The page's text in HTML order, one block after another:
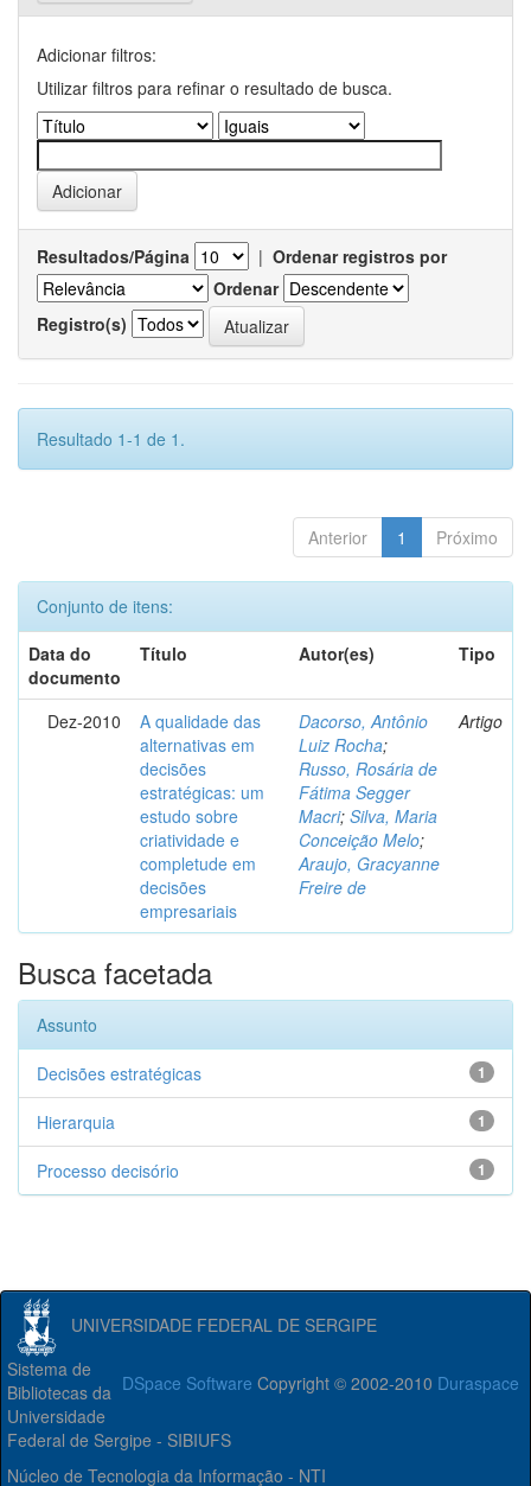
Adicionar filtros:
Utilizar filtros para refinar o resultado de busca.
Resultados/Página | Ordenar registros por
Ordenar
Registro(s)
Resultado 1-1 de 1.
Anterior 1 Próximo
Conjunto de itens:
Data do
documento
Título Autor(es) Tipo
Dez-2010
A qualidade das
alternativas em
decisões
estratégicas: um
estudo sobre
criatividade e
completude em
decisões
empresariais
Dacorso, Antônio
Luiz Rocha;
Russo, Rosária de
Fátima Segger
Macri; Silva, Maria
Conceição Melo;
Araujo, Gracyanne
Freire de
Artigo
Busca facetada
Assunto
1
Decisões estratégicas
1
Hierarquia
1
Processo decisório
UNIVERSIDADE FEDERAL DE SERGIPE
DSpace Software Copyright © 2002-2010 Duraspace
Sistema de
Bibliotecas da
Universidade
Federal de Sergipe - SIBIUFS
Núcleo de Tecnologia da Informação - NTI